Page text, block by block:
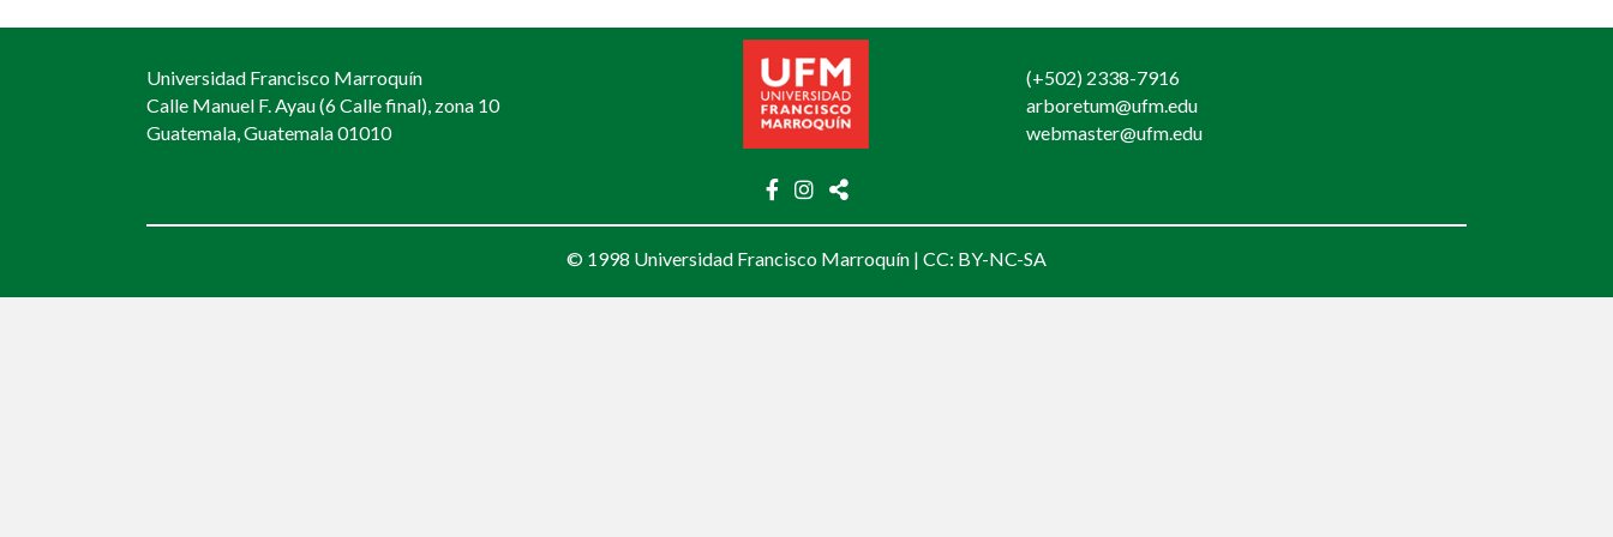
Universidad Francisco Marroquín
Calle Manuel F. Ayau (6 Calle final), zona 10
Guatemala, Guatemala 01010
(+502) 2338-7916
arboretum@ufm.edu
webmaster@ufm.edu
© 1998 Universidad Francisco Marroquín | CC: BY-NC-SA